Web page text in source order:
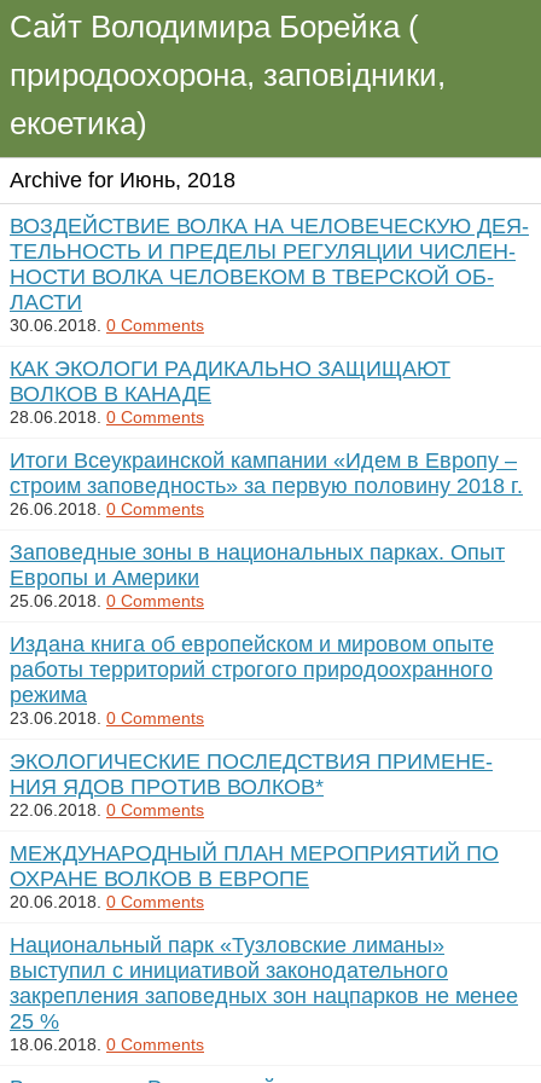
Сайт Володимира Борейка (
природоохорона, заповідники,
екоетика)
Archive for Июнь, 2018
ВОЗ­ДЕЙ­СТВИЕ ВОЛ­КА НА ЧЕ­ЛО­ВЕ­ЧЕС­КУЮ ДЕЯ­
ТЕЛЬ­НОСТЬ И ПРЕ­ДЕ­ЛЫ РЕ­ГУ­ЛЯ­ЦИИ ЧИС­ЛЕН­
НОС­ТИ ВОЛ­КА ЧЕ­ЛО­ВЕ­КОМ В ТВЕРС­КОЙ ОБ­
ЛАС­ТИ
30.06.2018. 0 Comments
КАК ЭКОЛОГИ РАДИКАЛЬНО ЗАЩИЩАЮТ
ВОЛКОВ В КАНАДЕ
28.06.2018. 0 Comments
Итоги Всеукраинской кампании «Идем в Европу –
строим заповедность» за первую половину 2018 г.
26.06.2018. 0 Comments
Заповедные зоны в национальных парках. Опыт
Европы и Америки
25.06.2018. 0 Comments
Издана книга об европейском и мировом опыте
работы территорий строгого природоохранного
режима
23.06.2018. 0 Comments
ЭКО­ЛО­ГИ­ЧЕС­КИЕ ПОС­ЛЕ­Д­СТВИЯ ПРИ­МЕ­НЕ­
НИЯ ЯДОВ ПРО­ТИВ ВОЛ­КОВ*
22.06.2018. 0 Comments
МЕЖ­ДУ­НА­РОД­НЫЙ ПЛАН МЕ­РОП­РИ­Я­ТИЙ ПО
ОХ­РА­НЕ ВОЛ­КОВ В ЕВ­РО­ПЕ
20.06.2018. 0 Comments
Национальный парк «Тузловские лиманы»
выступил с инициативой законодательного
закрепления заповедных зон нацпарков не менее
25 %
18.06.2018. 0 Comments